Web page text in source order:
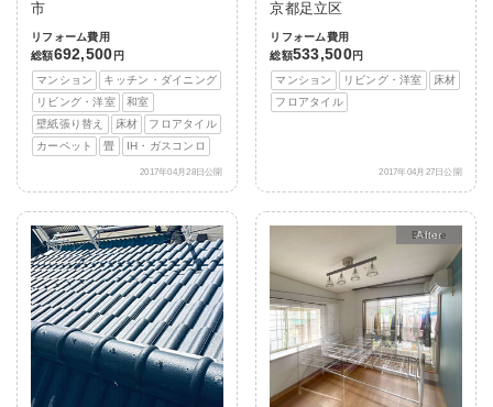
市
リフォーム費用
総額692,500 円
マンション
キッチン・ダイニング
リビング・洋室
和室
壁紙張り替え
床材
フロアタイル
カーペット
畳 IH・ガスコンロ
2017年04月28日公開
京都足立区
リフォーム費用
総額533,500円
マンション
リビング・洋室
床材
フロアタイル
2017年04月27日公開
After